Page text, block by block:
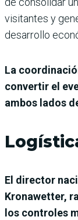
visitantes y
desarrollo
La
convertir el
ambos lados
El director
Kronawetter,
los controles